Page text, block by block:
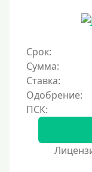
Под 1 %
С
Под высокий
Без комиссии
В рассрочку
С
Срок:
Сумма:
Ставка:
Одобрение: